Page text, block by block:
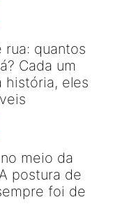
rua: quantos
Cada um
história, eles
meio da
postura de
foi de